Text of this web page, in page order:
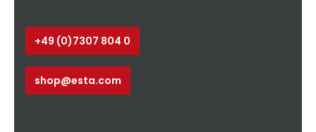
+49 (0)7307 804 0
shop@esta.com